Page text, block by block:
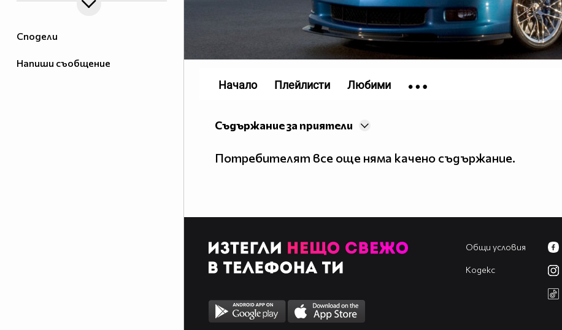
Сподели
Напиши съобщение
Съдържание за приятели
Потребителят все още няма качено съдържание.
Начало Плейлисти Любими
Общи условия
Кодекс